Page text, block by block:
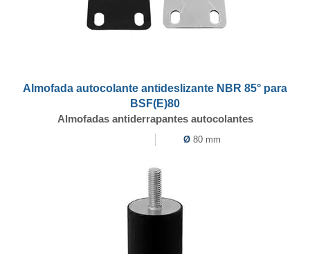
Almofada autocolante antideslizante NBR 85° para
BSF(E)80
Almofadas antiderrapantes autocolantes
Ø 80 mm